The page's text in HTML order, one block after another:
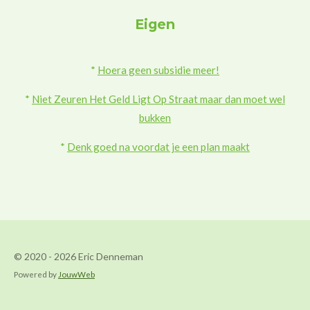
Eigen
* Hoera geen subsidie meer!
* Niet Zeuren Het Geld Ligt Op Straat maar dan moet wel
bukken
* Denk goed na voordat je een plan maakt
© 2020 - 2026 Eric Denneman
Powered by JouwWeb